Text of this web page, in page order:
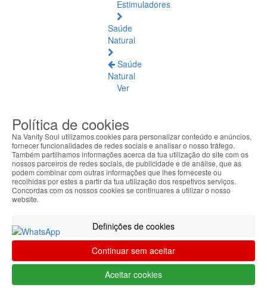
Estimuladores
Saúde
Natural
Saúde
Natural
Ver
Âmbar
Báltico
Articulações
e
Músculos
Quotidiano
Circulação
e
Pernas
Política de cookies
Na Vanity Soul utilizamos cookies para personalizar conteúdo e anúncios,
fornecer funcionalidades de redes sociais e analisar o nosso tráfego.
Também partilhamos informações acerca da tua utilização do site com os
nossos parceiros de redes sociais, de publicidade e de análise, que as
podem combinar com outras informações que lhes forneceste ou
recolhidas por estes a partir da tua utilização dos respetivos serviços.
Concordas com os nossos cookies se continuares a utilizar o nosso
website.
Definições de cookies
Continuar sem aceitar
Aceitar cookies